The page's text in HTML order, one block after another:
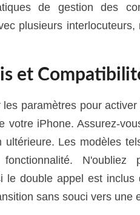
de gestion des
plusieurs
et
les paramètres pour
votre iPhone. Assurez-
ultérieure. Les modèles
le double appel est
sans souci vers une